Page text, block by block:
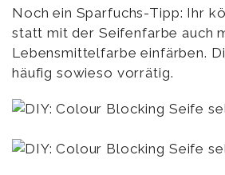
Noch ein Sparfuchs-Tipp: Ihr
statt mit der Seifenfarbe auch
Lebensmittelfarbe einfärben.
häufig sowieso vorrätig.